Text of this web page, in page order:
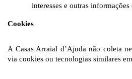
interesses e outras informações
Cookies
A Casas Arraial d’Ajuda não coleta
via cookies ou tecnologias similares